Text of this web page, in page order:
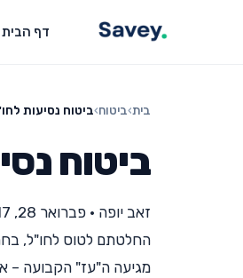
דף הבית
בית›ביטוח›ביטוח נסיעות
ביטוח
זאב יופה • פברואר 28, 2017
החלטתם לטוס לחו"ל,
מגיעה ה"עז" הקבועה –